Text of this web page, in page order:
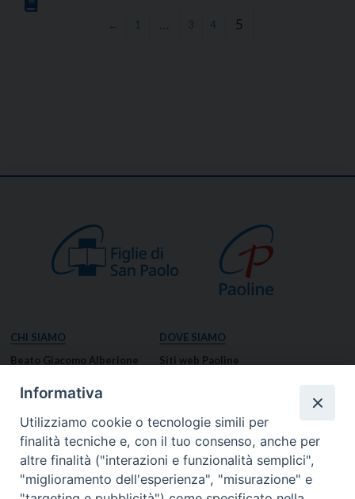
← 1 … 3 4 5
CHI SIAMO
Beato Giacomo Alberione
Missione Paolina
Luoghi delle Origini
Governo Generale
DOVE SIAMO
Siti web Paoline
Notizie dal governo generale
Notizie in breve
RISORSE
Informativa
Utilizziamo cookie o tecnologie simili per
finalità tecniche e, con il tuo consenso, anche per
altre finalità ("interazioni e funzionalità semplici",
"miglioramento dell'esperienza", "misurazione" e